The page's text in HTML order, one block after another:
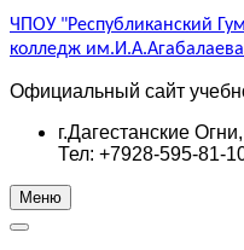
ЧПОУ "Республиканский
колледж
Официальный сайт
г.Дагестанские
Тел: +7928-595-81-
Меню